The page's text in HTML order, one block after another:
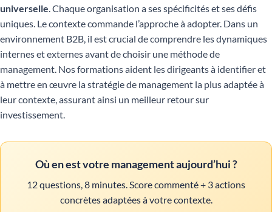
universelle. Chaque organisation a ses spécificités et ses défis
uniques. Le contexte commande l’approche à adopter. Dans un
environnement B2B, il est crucial de comprendre les dynamiques
internes et externes avant de choisir une méthode de
management. Nos formations aident les dirigeants à identifier et
à mettre en œuvre la stratégie de management la plus adaptée à
leur contexte, assurant ainsi un meilleur retour sur
investissement.
Où en est votre management aujourd’hui ?
12 questions, 8 minutes. Score commenté + 3 actions
concrètes adaptées à votre contexte.